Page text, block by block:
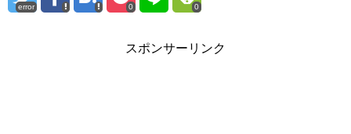
error 0 0
スポンサーリンク